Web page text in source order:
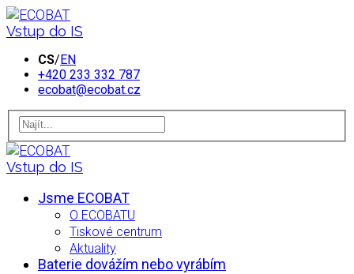
Vstup do IS
CS/EN
+420 233 332 787
ecobat@ecobat.cz
Vstup do IS
Jsme ECOBAT
O ECOBATU
Tiskové centrum
Aktuality
Baterie dovážím nebo vyrábím